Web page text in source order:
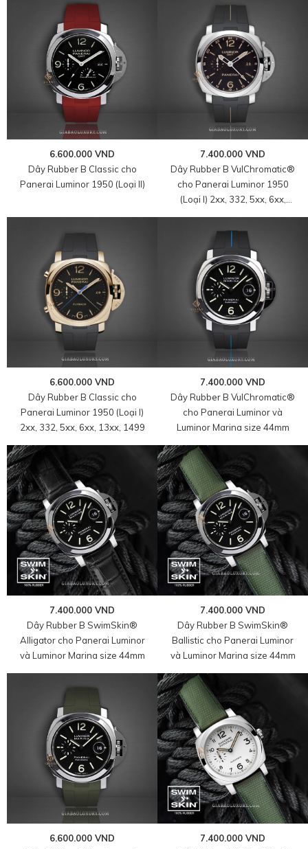
6.600.000 VND
Dây Rubber B Classic cho
Panerai Luminor 1950 (Loại II)
7.400.000 VND
Dây Rubber B VulChromatic®
cho Panerai Luminor 1950
(Loại I) 2xx, 332, 5xx, 6xx,
6.600.000 VND
Dây Rubber B Classic cho
Panerai Luminor 1950 (Loại I)
2xx, 332, 5xx, 6xx, 13xx, 1499
7.400.000 VND
Dây Rubber B VulChromatic®
cho Panerai Luminor và
Luminor Marina size 44mm
7.400.000 VND
Dây Rubber B SwimSkin®
Alligator cho Panerai Luminor
và Luminor Marina size 44mm
7.400.000 VND
Dây Rubber B SwimSkin®
Ballistic cho Panerai Luminor
và Luminor Marina size 44mm
6.600.000 VND
7.400.000 VND